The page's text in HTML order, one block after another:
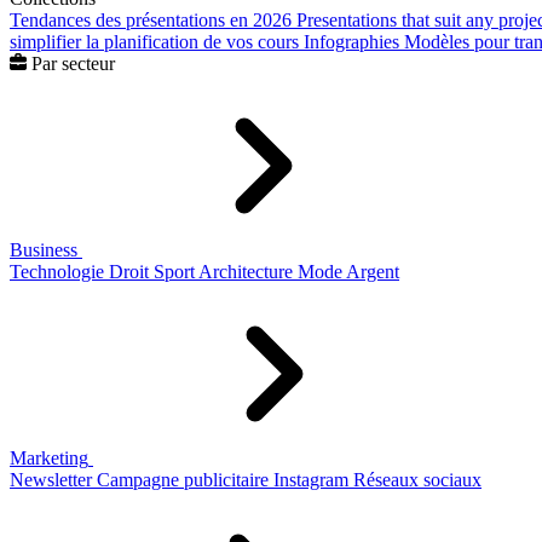
Tendances des présentations en 2026 Presentations that suit any
simplifier la planification de vos cours Infographies Modèles pour
Par secteur
Business
Technologie Droit Sport Architecture Mode Argent
Marketing
Newsletter Campagne publicitaire Instagram Réseaux sociaux